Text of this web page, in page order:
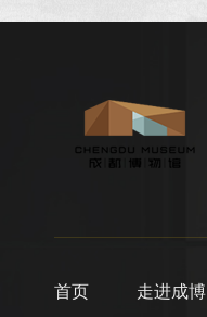
首页 走进成博